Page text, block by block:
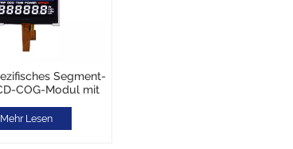
Segment-
COG-Modul mit
Mehr Lesen